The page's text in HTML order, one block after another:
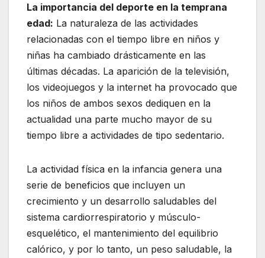
La importancia del deporte en la temprana
edad: La naturaleza de las actividades
relacionadas con el tiempo libre en niños y
niñas ha cambiado drásticamente en las
últimas décadas. La aparición de la televisión,
los videojuegos y la internet ha provocado que
los niños de ambos sexos dediquen en la
actualidad una parte mucho mayor de su
tiempo libre a actividades de tipo sedentario.
La actividad física en la infancia genera una
serie de beneficios que incluyen un
crecimiento y un desarrollo saludables del
sistema cardiorrespiratorio y músculo-
esquelético, el mantenimiento del equilibrio
calórico, y por lo tanto, un peso saludable, la